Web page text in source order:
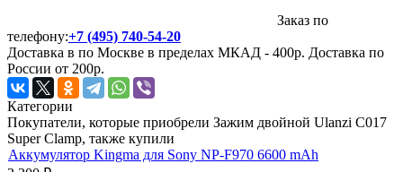
Заказ по
телефону:+7 (495) 740-54-20
Доставка в по Москве в пределах МКАД - 400р. Доставка по
России от 200р.
Категории
Покупатели, которые приобрели Зажим двойной Ulanzi C017
Super Clamp, также купили
Аккумулятор Kingma для Sony NP-F970 6600 mAh